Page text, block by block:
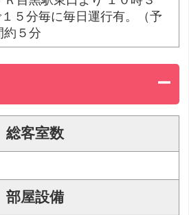
５分毎に毎日運行有。（予
約５分
総客室数
部屋設備